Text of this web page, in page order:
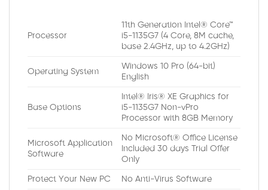
Processor
11th Generation Intel® Core™
i5-1135G7 (4 Core, 8M cache,
base 2.4GHz, up to 4.2GHz)
Operating System
Windows 10 Pro (64-bit)
English
Base Options
Intel® Iris® XE Graphics for
i5-1135G7 Non-vPro
Processor with 8GB Memory
Microsoft Application
Software
No Microsoft® Office License
Included 30 days Trial Offer
Only
Protect Your New PC No Anti-Virus Software